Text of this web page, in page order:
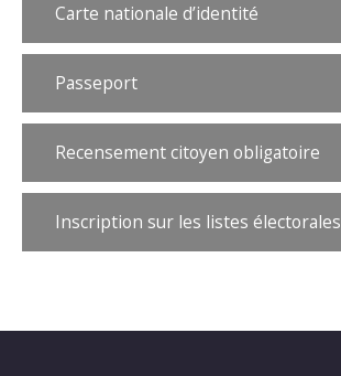
Carte nationale d’identité
Passeport
Recensement citoyen obligatoire
Inscription sur les listes électorales